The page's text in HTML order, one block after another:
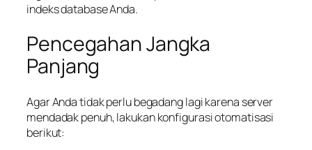
indeks database Anda.
Pencegahan Jangka
Panjang
Agar Anda tidak perlu begadang lagi karena server
mendadak penuh, lakukan konfigurasi otomatisasi
berikut: